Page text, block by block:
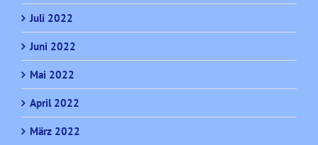
Juli 2022
Juni 2022
Mai 2022
April 2022
März 2022